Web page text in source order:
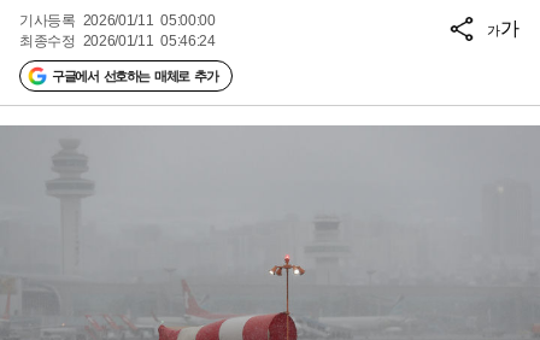
기사등록 2026/01/11 05:00:00
최종수정 2026/01/11 05:46:24
구글에서 선호하는 매체로 추가
가가